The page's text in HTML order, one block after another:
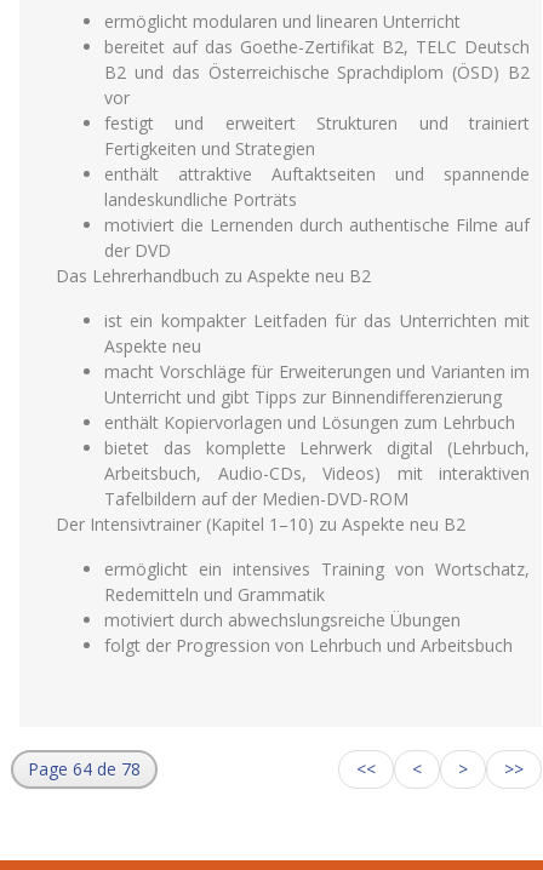
ermöglicht modularen und linearen Unterricht
bereitet auf das Goethe-Zertifikat B2, TELC Deutsch
B2 und das Österreichische Sprachdiplom (ÖSD) B2
vor
festigt und erweitert Strukturen und trainiert
Fertigkeiten und Strategien
enthält attraktive Auftaktseiten und spannende
landeskundliche Porträts
motiviert die Lernenden durch authentische Filme auf
der DVD
Das Lehrerhandbuch zu Aspekte neu B2
ist ein kompakter Leitfaden für das Unterrichten mit
Aspekte neu
macht Vorschläge für Erweiterungen und Varianten im
Unterricht und gibt Tipps zur Binnendifferenzierung
enthält Kopiervorlagen und Lösungen zum Lehrbuch
bietet das komplette Lehrwerk digital (Lehrbuch,
Arbeitsbuch, Audio-CDs, Videos) mit interaktiven
Tafelbildern auf der Medien-DVD-ROM
Der Intensivtrainer (Kapitel 1–10) zu Aspekte neu B2
ermöglicht ein intensives Training von Wortschatz,
Redemitteln und Grammatik
motiviert durch abwechslungsreiche Übungen
folgt der Progression von Lehrbuch und Arbeitsbuch
Page 64 de 78 << < > >>